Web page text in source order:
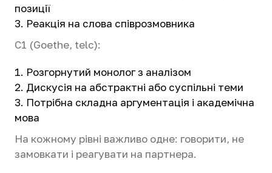
позиції
Реакція на слова співрозмовника
C1 (Goethe, telc):
Розгорнутий монолог з аналізом
Дискусія на абстрактні або суспільні теми
Потрібна складна аргументація і академічна
мова
На кожному рівні важливо одне: говорити, не
замовкати і реагувати на партнера.